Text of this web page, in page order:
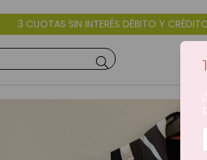
CRÉDITO - 10% OFF CON TRANSFERENCIA